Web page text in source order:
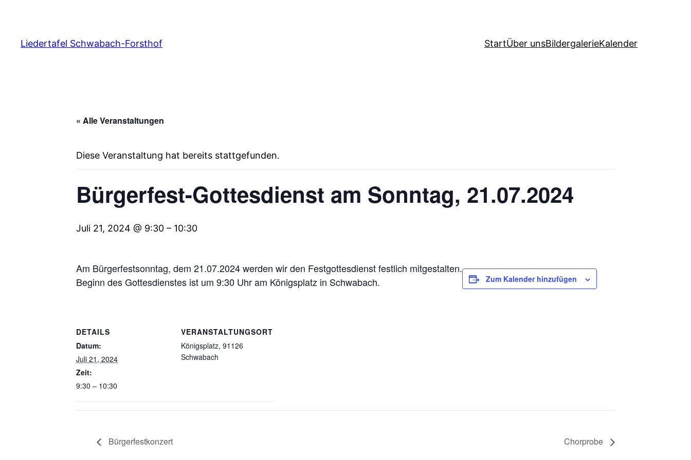
Liedertafel Schwabach-Forsthof StartÜber unsBildergalerieKalender
« Alle Veranstaltungen
Diese Veranstaltung hat bereits stattgefunden.
Bürgerfest-Gottesdienst am Sonntag, 21.07.2024
Juli 21, 2024 @ 9:30 – 10:30
Am Bürgerfestsonntag, dem 21.07.2024 werden wir den Festgottesdienst festlich mitgestalten.
Beginn des Gottesdienstes ist um 9:30 Uhr am Königsplatz in Schwabach.
Zum Kalender hinzufügen
DETAILS
Datum:
Juli 21, 2024
Zeit:
9:30 – 10:30
VERANSTALTUNGSORT
Königsplatz, 91126
Schwabach
Bürgerfestkonzert Chorprobe